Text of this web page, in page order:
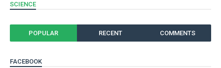
SCIENCE
POPULAR RECENT COMMENTS
FACEBOOK